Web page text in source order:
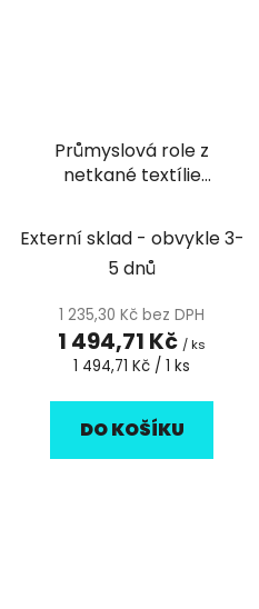
Průmyslová role z
netkané textílie
1ks
Externí sklad - obvykle 3-
5 dnů
1 235,30 Kč bez DPH
1 494,71 Kč / ks
Měrná
1 494,71 Kč / 1 ks
DO KOŠÍKU